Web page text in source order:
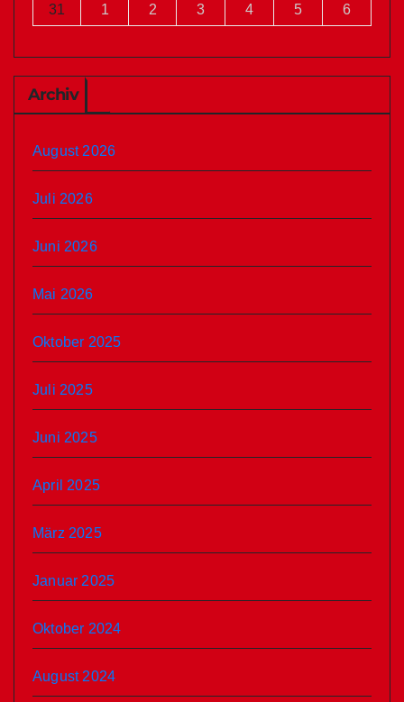
31 1 2 3 4 5 6
Archiv
August 2026
Juli 2026
Juni 2026
Mai 2026
Oktober 2025
Juli 2025
Juni 2025
April 2025
März 2025
Januar 2025
Oktober 2024
August 2024